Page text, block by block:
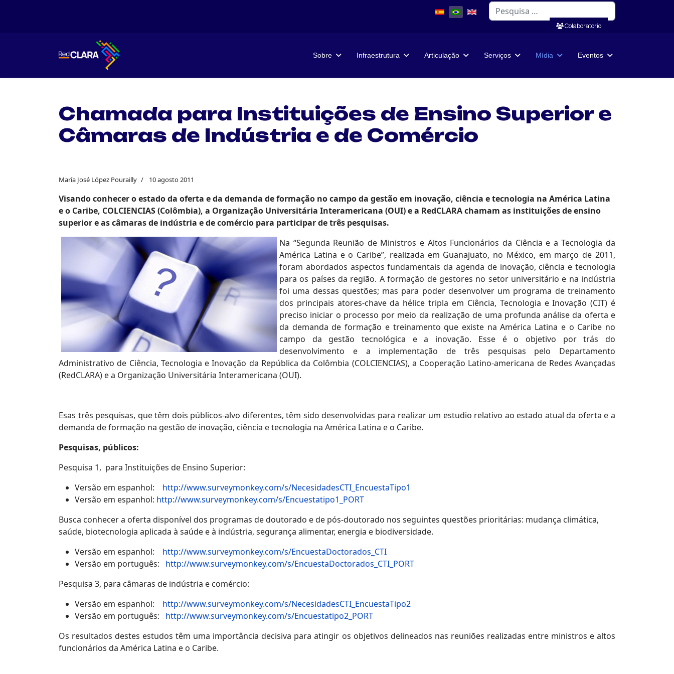
Pesquisar
Colaboratorio
Sobre Infraestrutura Articulação Serviços Mídia Eventos
Chamada para Instituições de Ensino Superior e
Câmaras de Indústria e de Comércio
María José López Pourailly 10 agosto 2011
Visando conhecer o estado da oferta e da demanda de formação no campo da gestão em inovação, ciência e tecnologia na América Latina
e o Caribe, COLCIENCIAS (Colômbia), a Organização Universitária Interamericana (OUI) e a RedCLARA chamam as instituições de ensino
superior e as câmaras de indústria e de comércio para participar de três pesquisas.
Na “Segunda Reunião de Ministros e Altos Funcionários da Ciência e a Tecnologia da
América Latina e o Caribe”, realizada em Guanajuato, no México, em março de 2011,
foram abordados aspectos fundamentais da agenda de inovação, ciência e tecnologia
para os países da região. A formação de gestores no setor universitário e na indústria
foi uma dessas questões; mas para poder desenvolver um programa de treinamento
dos principais atores-chave da hélice tripla em Ciência, Tecnologia e Inovação (CIT) é
preciso iniciar o processo por meio da realização de uma profunda análise da oferta e
da demanda de formação e treinamento que existe na América Latina e o Caribe no
campo da gestão tecnológica e a inovação. Esse é o objetivo por trás do
desenvolvimento e a implementação de três pesquisas pelo Departamento
Administrativo de Ciência, Tecnologia e Inovação da República da Colômbia (COLCIENCIAS), a Cooperação Latino-americana de Redes Avançadas
(RedCLARA) e a Organização Universitária Interamericana (OUI).
Esas três pesquisas, que têm dois públicos-alvo diferentes, têm sido desenvolvidas para realizar um estudio relativo ao estado atual da oferta e a
demanda de formação na gestão de inovação, ciência e tecnologia na América Latina e o Caribe.
Pesquisas, públicos:
Pesquisa 1, para Instituições de Ensino Superior:
Versão em espanhol: http://www.surveymonkey.com/s/NecesidadesCTI_EncuestaTipo1
Versão em espanhol: http://www.surveymonkey.com/s/Encuestatipo1_PORT
Busca conhecer a oferta disponível dos programas de doutorado e de pós-doutorado nos seguintes questões prioritárias: mudança climática,
saúde, biotecnologia aplicada à saúde e à indústria, segurança alimentar, energia e biodiversidade.
Versão em espanhol: http://www.surveymonkey.com/s/EncuestaDoctorados_CTI
Versão em português: http://www.surveymonkey.com/s/EncuestaDoctorados_CTI_PORT
Pesquisa 3, para câmaras de indústria e comércio:
Versão em espanhol: http://www.surveymonkey.com/s/NecesidadesCTI_EncuestaTipo2
Versão em português: http://www.surveymonkey.com/s/Encuestatipo2_PORT
Os resultados destes estudos têm uma importância decisiva para atingir os objetivos delineados nas reuniões realizadas entre ministros e altos
funcionários da América Latina e o Caribe.